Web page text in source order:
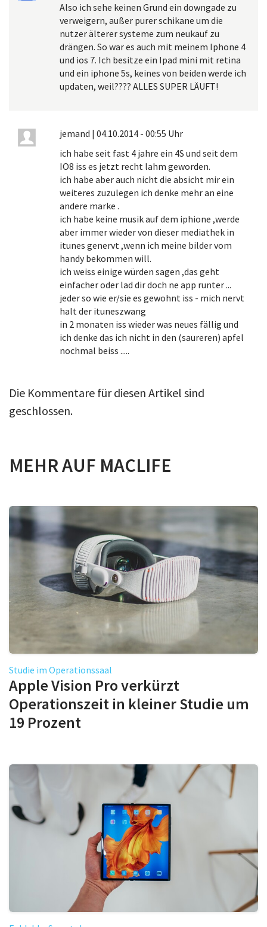
Also ich sehe keinen Grund ein downgade zu
verweigern, außer purer schikane um die
nutzer älterer systeme zum neukauf zu
drängen. So war es auch mit meinem Iphone 4
und ios 7. Ich besitze ein Ipad mini mit retina
und ein iphone 5s, keines von beiden werde ich
updaten, weil???? ALLES SUPER LÄUFT!
jemand | 04.10.2014 - 00:55 Uhr
ich habe seit fast 4 jahre ein 4S und seit dem
IO8 iss es jetzt recht lahm geworden.
ich habe aber auch nicht die absicht mir ein
weiteres zuzulegen ich denke mehr an eine
andere marke .
ich habe keine musik auf dem iphione ,werde
aber immer wieder von dieser mediathek in
itunes genervt ,wenn ich meine bilder vom
handy bekommen will.
ich weiss einige würden sagen ,das geht
einfacher oder lad dir doch ne app runter ...
jeder so wie er/sie es gewohnt iss - mich nervt
halt der ituneszwang
in 2 monaten iss wieder was neues fällig und
ich denke das ich nicht in den (saureren) apfel
nochmal beiss .....
Die Kommentare für diesen Artikel sind
geschlossen.
MEHR AUF MACLIFE
Studie im Operationssaal
Apple Vision Pro verkürzt
Operationszeit in kleiner Studie um
19 Prozent